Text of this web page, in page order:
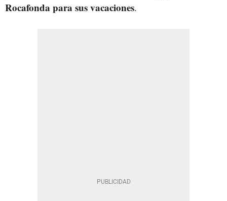
Rocafonda para sus vacaciones.